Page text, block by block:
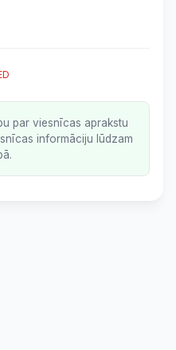
par viesnīcas aprakstu
informāciju lūdzam